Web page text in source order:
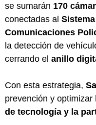
se sumarán 170
conectadas al
Comunicaciones
la detección de
cerrando el anillo
Con esta estrategia,
prevención y
de tecnología y la